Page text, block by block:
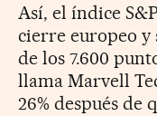
Así, el índice
cierre europeo y
de los 7.600
llama Marvell
26% después de